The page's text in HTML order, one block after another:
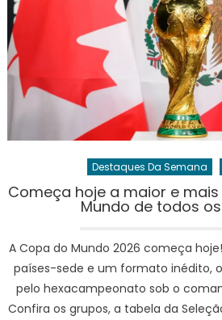
Destaques Da Semana
Começa hoje a maior e
Mundo de todos
A Copa do Mundo 2026 começa
países-sede e um formato inédito,
pelo hexacampeonato sob o
Confira os grupos, a tabela da